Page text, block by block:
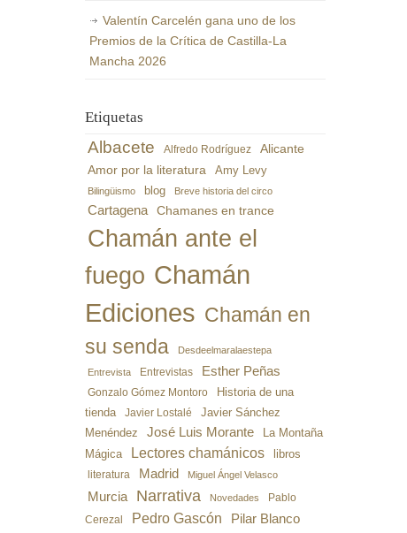
Valentín Carcelén gana uno de los
Premios de la Crítica de Castilla-La
Mancha 2026
Etiquetas
Albacete Alfredo Rodríguez
Alicante
Amor por la literatura
Amy Levy
Bilingüismo blog Breve historia del circo
Cartagena Chamanes en trance
Chamán ante el
fuego Chamán
Ediciones Chamán en
su senda
Desdeelmaralaestepa
Entrevista Entrevistas Esther Peñas
Gonzalo Gómez Montoro
Historia de una
tienda
Javier Lostalé
Javier Sánchez
Menéndez
José Luis Morante
La Montaña
Mágica
Lectores chamánicos libros
literatura Madrid Miguel Ángel Velasco
Murcia Narrativa Novedades
Pablo
Cerezal
Pedro Gascón Pilar Blanco